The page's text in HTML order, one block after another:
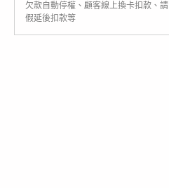
欠款自動停權、顧客線上換卡扣款、請
假延後扣款等